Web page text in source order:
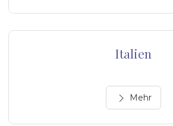
Italien
Mehr